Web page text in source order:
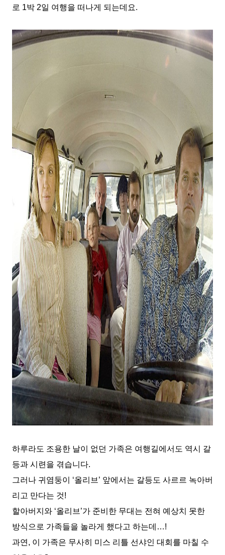
로 1박 2일 여행을 떠나게 되는데요.
하루라도 조용한 날이 없던 가족은 여행길에서도 역시
갈
등과 시련을 겪습니다.
그러나 귀염둥이 ‘올리브 ’ 앞에서는 갈등도 사르르 녹아버
리고 만다는 것!
할아버지와 ‘올리브 ’가 준비한 무대는 전혀 예상치 못한
방식으로 가족들을 놀라게 했다고 하는데 …!
과연 , 이 가족은 무사히 미스 리틀 선샤인 대회를 마칠 수